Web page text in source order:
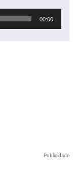
00:00
Publicidade